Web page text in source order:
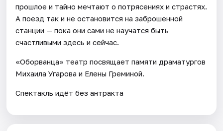
прошлое и тайно мечтают о потрясениях и страстях.
А поезд так и не остановится на заброшенной
станции — пока они сами не научатся быть
счастливыми здесь и сейчас.
«Оборванца» театр посвящает памяти драматургов
Михаила Угарова и Елены Греминой.
Спектакль идёт без антракта